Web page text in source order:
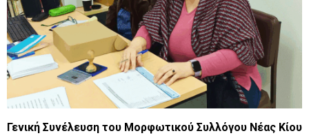
Γενική Συνέλευση του Μορφωτικού Συλλόγου Νέας Κίου